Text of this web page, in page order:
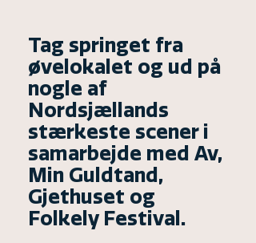
Tag springet fra
øvelokalet og ud på
nogle af
Nordsjællands
stærkeste scener i
samarbejde med Av,
Min Guldtand,
Gjethuset og
Folkely Festival.